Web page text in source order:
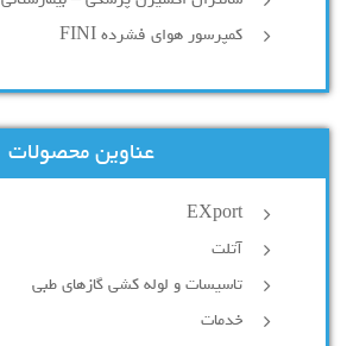
کمپرسور هوای فشرده FINI
عناوین محصولات
EXport
آتلت
تاسیسات و لوله کشی گازهای طبی
خدمات